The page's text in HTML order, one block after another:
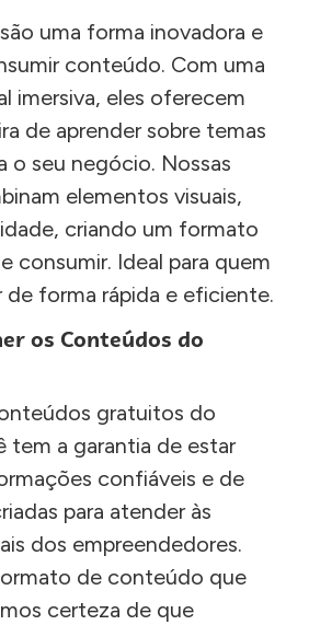
são uma forma inovadora e
conteúdo. Com uma
imersiva, eles oferecem
de aprender sobre temas
o seu negócio. Nossas
elementos visuais,
criando um formato
consumir. Ideal para quem
de forma rápida e eficiente.
os Conteúdos do
gratuitos do
tem a garantia de estar
confiáveis e de
para atender às
dos empreendedores.
de conteúdo que
certeza de que